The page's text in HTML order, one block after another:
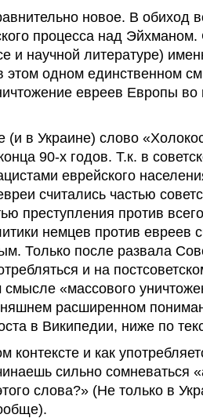
новое. В обиход
процесса над
и научной литературе)
одном единственном
евреев Европы во
(и в Украине) слово
90-х годов. Т.к. в
еврейского
считались частью
преступления против
немцев против евреев
Только после развала
и на
смысле «массового
расширенном
в Википедии, ниже по
и как
сильно сомневаться
слова?» (Не только в